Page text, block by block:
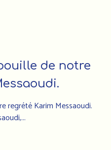
de notre
regrété Karim Messaoudi.